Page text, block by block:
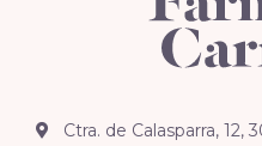
Ctra. de Calasparra, 12,